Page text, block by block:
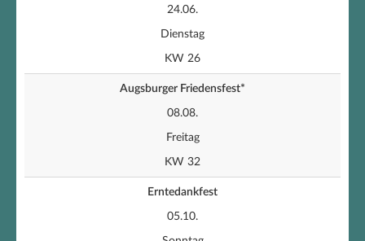
24.06.
Dienstag
KW 26
Augsburger Friedensfest*
08.08.
Freitag
KW 32
Erntedankfest
05.10.